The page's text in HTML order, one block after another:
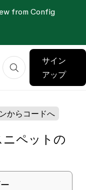
from Config
サイン
アップ
からコードへ
ニペットの